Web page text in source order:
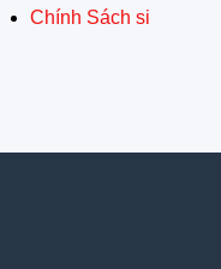
Chính Sách si